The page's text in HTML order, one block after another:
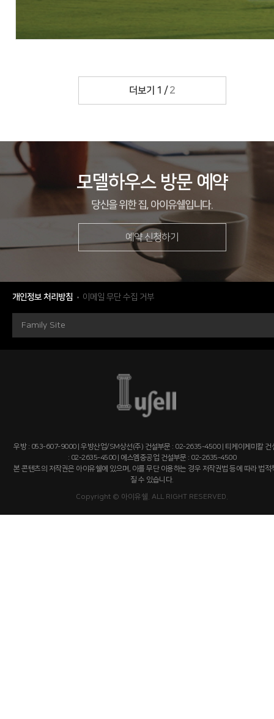
현장 인천광역시 서구 마전동 996-1번지
분양문의
더보기 1 / 2
모델하우스 방문 예약
당신을 위한 집, 아이유쉘입니다.
예약 신청하기
개인정보 처리방침 이메일 무단 수집 거부
Family Site
우방 : 053-607-9000 | 우방산업/SM상선(주) 건설부문 : 02-2635-4500 | 티케이케미칼 건
: 02-2635-4500 | 에스엠중공업 건설부문 : 02-2635-4500
본 콘텐츠의 저작권은 아이유쉘에 있으며, 이를 무단 이용하는 경우 저작권법 등에 따라 법적
질 수 있습니다.
Copyright © 아이유쉘. ALL RIGHT RESERVED.